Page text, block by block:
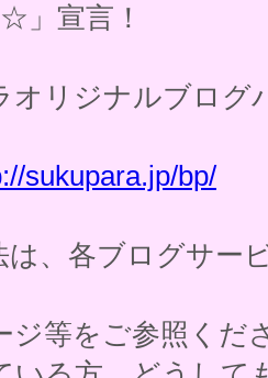
」宣言！
オリジナルブログ
sukupara.jp/bp/
、各ブログサー
等をご参照くだ